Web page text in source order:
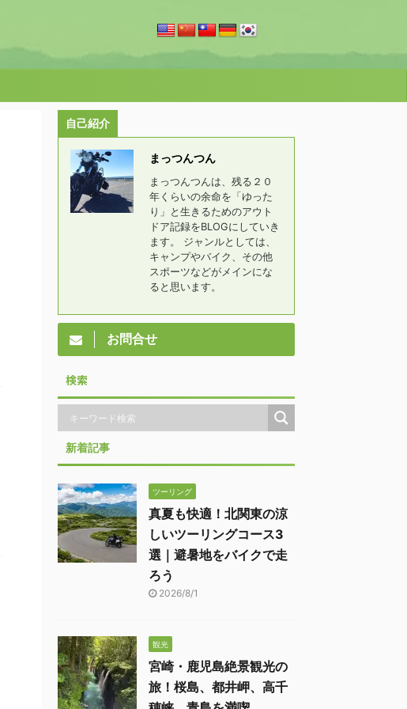
自己紹介
まっつんつん
まっつんつんは、残る２０
年くらいの余命を「ゆった
り」と生きるためのアウト
ドア記録をBLOGにしていき
ます。 ジャンルとしては、
キャンプやバイク、その他
スポーツなどがメインにな
ると思います。
お問合せ
検索
新着記事
ツーリング
真夏も快適！北関東の涼
しいツーリングコース3
選｜避暑地をバイクで走
ろう
2026/8/1
観光
宮崎・鹿児島絶景観光の
旅！桜島、都井岬、高千